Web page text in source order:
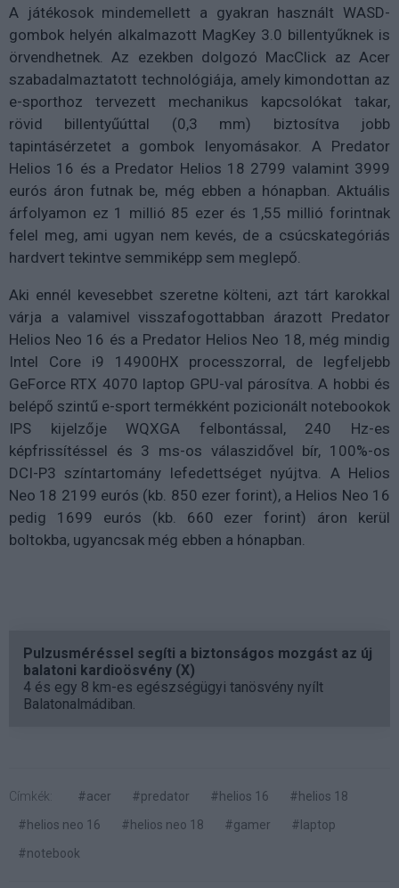
A játékosok mindemellett a gyakran használt WASD-
gombok helyén alkalmazott MagKey 3.0 billentyűknek is
örvendhetnek. Az ezekben dolgozó MacClick az Acer
szabadalmaztatott technológiája, amely kimondottan az
e-sporthoz tervezett mechanikus kapcsolókat takar,
rövid billentyűúttal (0,3 mm) biztosítva jobb
tapintásérzetet a gombok lenyomásakor. A Predator
Helios 16 és a Predator Helios 18 2799 valamint 3999
eurós áron futnak be, még ebben a hónapban. Aktuális
árfolyamon ez 1 millió 85 ezer és 1,55 millió forintnak
felel meg, ami ugyan nem kevés, de a csúcskategóriás
hardvert tekintve semmiképp sem meglepő.
Aki ennél kevesebbet szeretne költeni, azt tárt karokkal
várja a valamivel visszafogottabban árazott Predator
Helios Neo 16 és a Predator Helios Neo 18, még mindig
Intel Core i9 14900HX processzorral, de legfeljebb
GeForce RTX 4070 laptop GPU-val párosítva. A hobbi és
belépő szintű e-sport termékként pozicionált notebookok
IPS kijelzője WQXGA felbontással, 240 Hz-es
képfrissítéssel és 3 ms-os válaszidővel bír, 100%-os
DCI-P3 színtartomány lefedettséget nyújtva. A Helios
Neo 18 2199 eurós (kb. 850 ezer forint), a Helios Neo 16
pedig 1699 eurós (kb. 660 ezer forint) áron kerül
boltokba, ugyancsak még ebben a hónapban.
Pulzusméréssel segíti a biztonságos mozgást az új
balatoni kardioösvény (X)
4 és egy 8 km-es egészségügyi tanösvény nyílt
Balatonalmádiban.
Címkék: #acer #predator #helios 16
#helios 18
#helios neo 16
#helios neo 18 #gamer
#laptop
#notebook